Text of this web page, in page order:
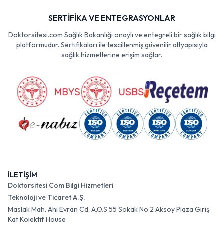
SERTİFİKA VE ENTEGRASYONLAR
Doktorsitesi.com Sağlık Bakanlığı onaylı ve entegreli bir sağlık bilgi
platformudur. Sertifikaları ile tescillenmiş güvenilir altyapısıyla
sağlık hizmetlerine erişim sağlar.
İLETİŞİM
Doktorsitesi Com Bilgi Hizmetleri
Teknoloji ve Ticaret A.Ş.
Maslak Mah. Ahi Evran Cd. A.O.S 55 Sokak No:2 Aksoy Plaza Giriş
Kat Kolektif House